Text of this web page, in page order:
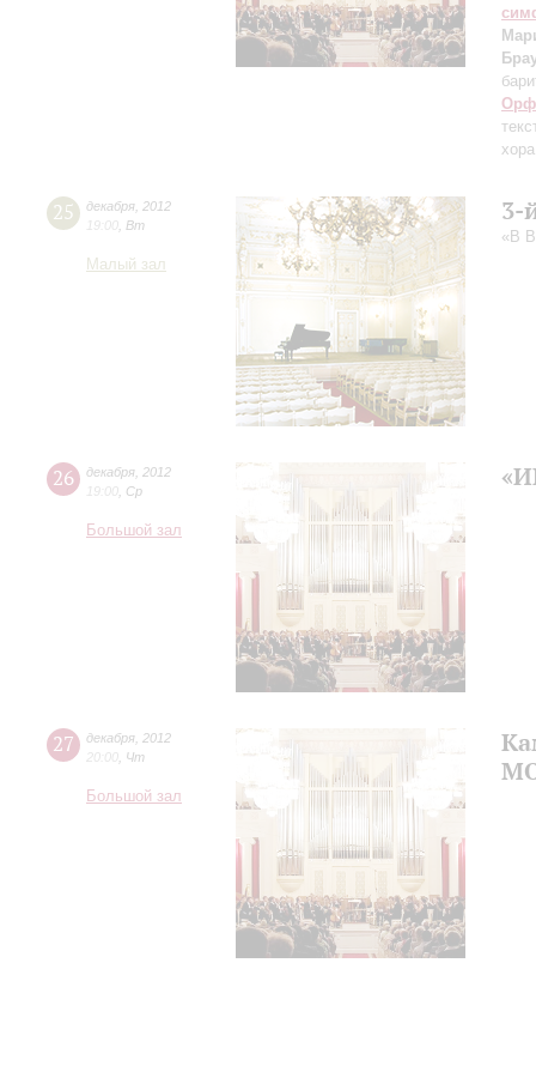
Орф
25 декабря 2012
19:00 Вт
Малый зал
3-
«В
26 декабря 2012
19:00 Ср
Большой зал
27 декабря 2012
20:00 Чт
Большой зал